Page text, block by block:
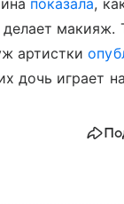
показала,
макияж.
артистки
дочь играет